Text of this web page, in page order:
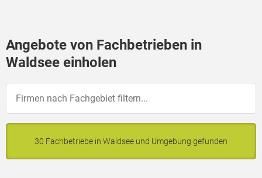
Angebote von Fachbetrieben in
Waldsee einholen
30 Fachbetriebe in Waldsee und Umgebung gefunden